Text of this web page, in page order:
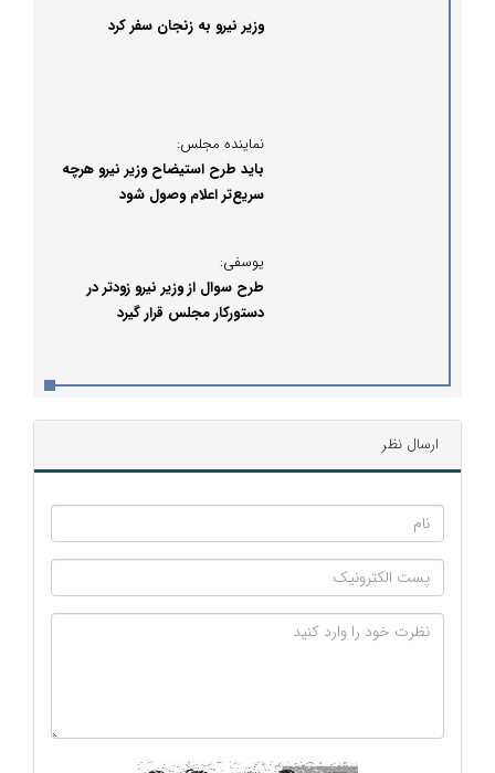
وزیر نیرو به زنجان سفر کرد
نماینده مجلس:
باید طرح استیضاح وزیر نیرو هرچه
سریع‌تر اعلام وصول شود
یوسفی:
طرح سوال از وزیر نیرو زودتر در
دستورکار مجلس قرار گیرد
ارسال نظر